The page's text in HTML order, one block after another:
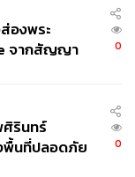
องพระ
จากสัญญา
0
ศิรินทร์
พื้นที่ปลอดภัย
0